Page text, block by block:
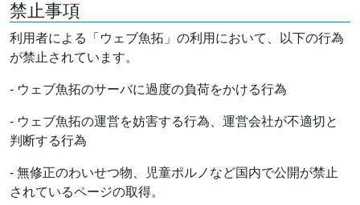
禁止事項
利用者による「ウェブ魚拓」の利用において、以下の行為
が禁止されています。
- ウェブ魚拓のサーバに過度の負荷をかける行為
- ウェブ魚拓の運営を妨害する行為、運営会社が不適切と
判断する行為
- 無修正のわいせつ物、児童ポルノなど国内で公開が禁止
されているページの取得。